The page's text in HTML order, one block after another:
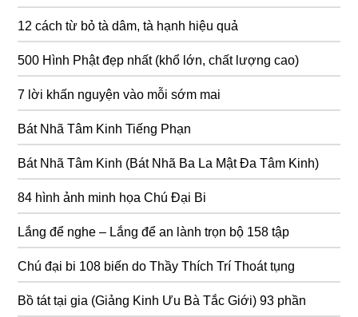
12 cách từ bỏ tà dâm, tà hạnh hiệu quả
500 Hình Phật đẹp nhất (khổ lớn, chất lượng cao)
7 lời khấn nguyện vào mỗi sớm mai
Bát Nhã Tâm Kinh Tiếng Phạn
Bát Nhã Tâm Kinh (Bát Nhã Ba La Mật Đa Tâm Kinh)
84 hình ảnh minh họa Chú Đại Bi
Lắng để nghe – Lắng để an lành trọn bộ 158 tập
Chú đại bi 108 biến do Thầy Thích Trí Thoát tụng
Bồ tát tại gia (Giảng Kinh Ưu Bà Tắc Giới) 93 phần